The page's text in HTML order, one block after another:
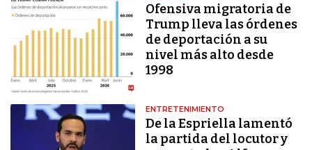
Ofensiva migratoria de
Trump lleva las órdenes
de deportación a su
nivel más alto desde
1998
ENTRETENIMIENTO
De la Espriella lamentó
la partida del locutor y